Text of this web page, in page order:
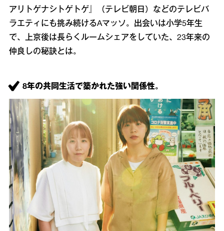
アリトゲナシトゲトゲ』（テレビ朝日）などのテレビバ
ラエティにも挑み続けるAマッソ。出会いは小学5年生
で、上京後は長らくルームシェアをしていた、23年来の
仲良しの秘訣とは。
8年の共同生活で築かれた強い関係性。